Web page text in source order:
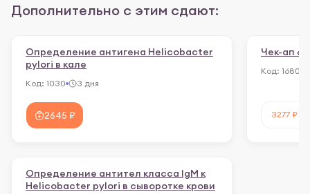
Дополнительно с этим сдают:
Определение антигена Helicobacter
pylori в кале
Код: 1030 3 дня
2645 ₽
Чек-ап
Код: 1680
3277 ₽
Определение антител класса IgM к
Helicobacter pylori в сыворотке крови